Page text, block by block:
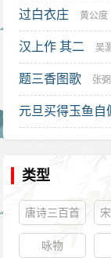
过白衣庄 黄公度
汉上作 其二 吴
题三香图歌 张弼
元旦买得玉鱼自
类型
唐诗三百首
咏物